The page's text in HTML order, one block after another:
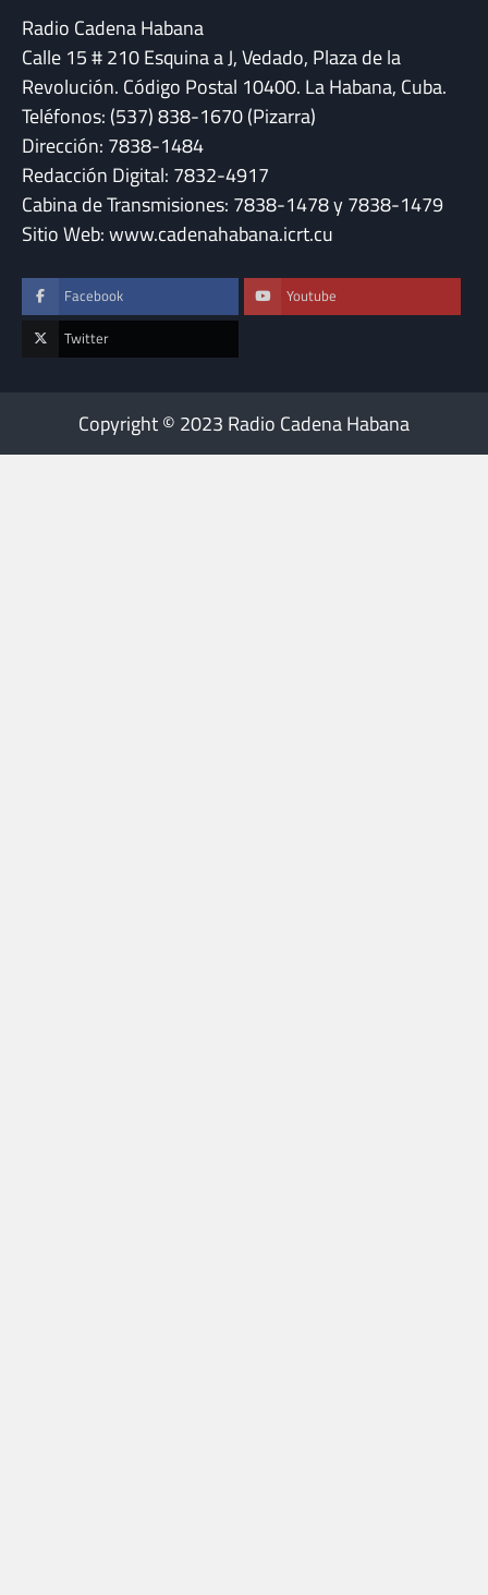
Radio Cadena Habana
Calle 15 # 210 Esquina a J, Vedado, Plaza de la
Revolución. Código Postal 10400. La Habana, Cuba.
Teléfonos: (537) 838-1670 (Pizarra)
Dirección: 7838-1484
Redacción Digital: 7832-4917
Cabina de Transmisiones: 7838-1478 y 7838-1479
Sitio Web: www.cadenahabana.icrt.cu
Facebook Youtube
Twitter